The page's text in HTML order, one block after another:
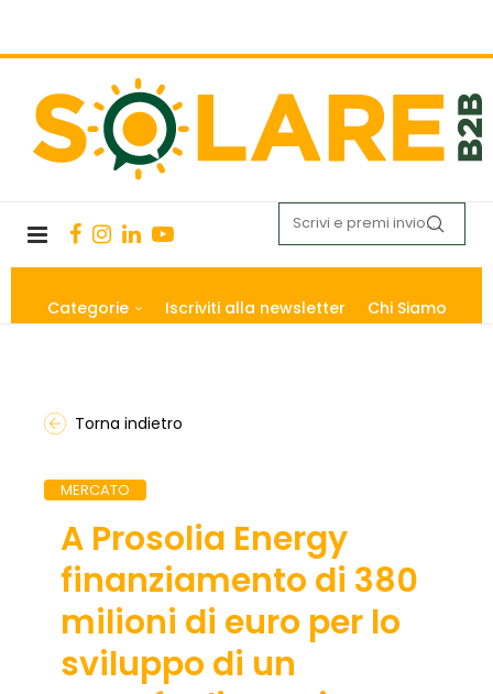
Categorie Iscriviti alla newsletter Chi Siamo
Torna indietro
MERCATO
A Prosolia Energy
finanziamento di 380
milioni di euro per lo
sviluppo di un